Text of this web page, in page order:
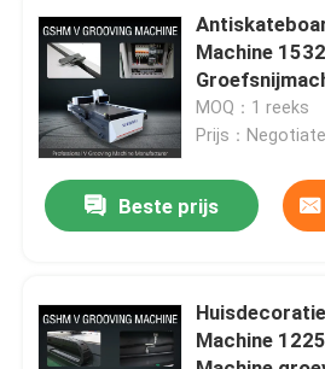
Hoge snelheid V het Groeven
CNC V het Groeven Machine
Automatisch V die Machine
V Groover-Machine
Machine
MOQ：1 reeks
Prijs：Negotiate
Beste prijs
Machine